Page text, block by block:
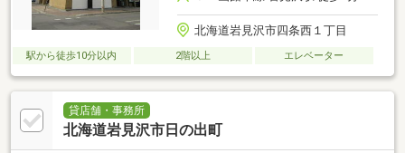
北海道岩見沢市四条西１丁目
駅から徒歩10分以内 2階以上 エレベーター
貸店舗・事務所
北海道岩見沢市日の出町